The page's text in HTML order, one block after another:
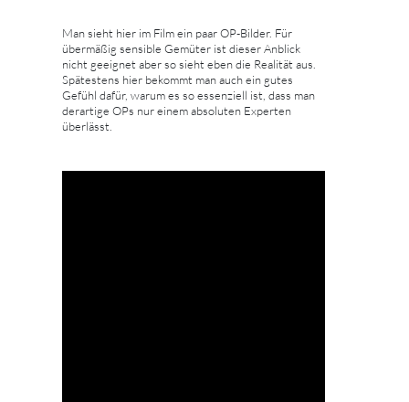
Man sieht hier im Film ein paar OP-Bilder. Für
übermäßig sensible Gemüter ist dieser Anblick
nicht geeignet aber so sieht eben die Realität aus.
Spätestens hier bekommt man auch ein gutes
Gefühl dafür, warum es so essenziell ist, dass man
derartige OPs nur einem absoluten Experten
überlässt.